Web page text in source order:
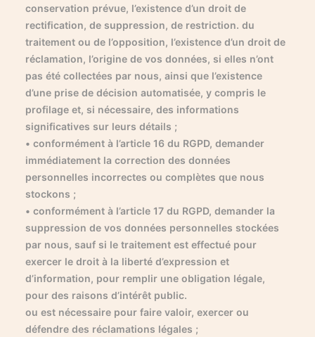
conservation prévue, l’existence d’un droit de
rectification, de suppression, de restriction. du
traitement ou de l’opposition, l’existence d’un droit de
réclamation, l’origine de vos données, si elles n’ont
pas été collectées par nous, ainsi que l’existence
d’une prise de décision automatisée, y compris le
profilage et, si nécessaire, des informations
significatives sur leurs détails ;
• conformément à l’article 16 du RGPD, demander
immédiatement la correction des données
personnelles incorrectes ou complètes que nous
stockons ;
• conformément à l’article 17 du RGPD, demander la
suppression de vos données personnelles stockées
par nous, sauf si le traitement est effectué pour
exercer le droit à la liberté d’expression et
d’information, pour remplir une obligation légale,
pour des raisons d’intérêt public.
ou est nécessaire pour faire valoir, exercer ou
défendre des réclamations légales ;